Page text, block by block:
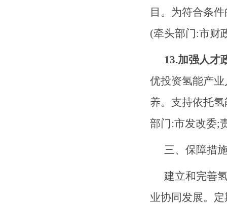
目。为符合条
(牵头部门:市财
13.加强人才
优投资氢能产
养。支持依托
部门:市发改委;
三、保障措
建立和完善
业协同发展。